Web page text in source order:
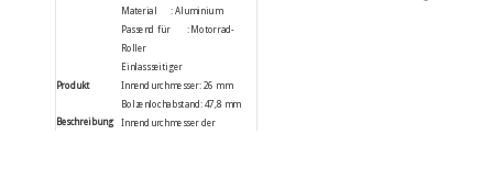
Produkt
Beschreibung
Material : Aluminium
Passend für : Motorrad-
Roller
Einlassseitiger
Innendurchmesser: 26 mm
Bolzenlochabstand: 47,8 mm
Innendurchmesser der